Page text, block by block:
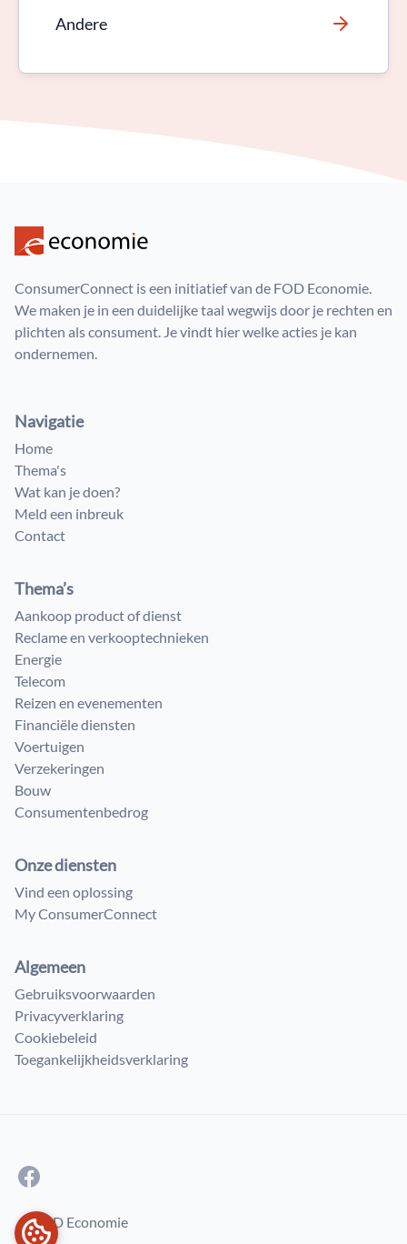
Andere
ConsumerConnect is een initiatief van de FOD Economie.
We maken je in een duidelijke taal wegwijs door je rechten en
plichten als consument. Je vindt hier welke acties je kan
ondernemen.
Navigatie
Home
Thema's
Wat kan je doen?
Meld een inbreuk
Contact
Thema’s
Aankoop product of dienst
Reclame en verkooptechnieken
Energie
Telecom
Reizen en evenementen
Financiële diensten
Voertuigen
Verzekeringen
Bouw
Consumenten​bedrog
Onze diensten
Vind een oplossing
My ConsumerConnect
Algemeen
Gebruiksvoorwaarden
Privacyverklaring
Cookiebeleid
Toegankelijkheidsverklaring
© FOD Economie
COOKIEVOORKEUREN